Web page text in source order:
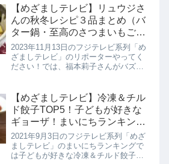
す。>>めざましテレビ記事一覧はこち
ら味変海鮮グルメ巡った人気...
【めざましテレビ】リュウジさ
んの秋冬レシピ３品まとめ（バ
ター鍋・至高のさつまいもご
飯・ネギ塩牛タン風しいたけ）
2023年11月13日
2023年11月13日のフジテレビ系列「め
ざましテレビ」のリポーターやってく
ださい！では、福本莉子さんがバズレ
方を教わっていたのでレシピとポイン
トを詳しく紹介します。>>め...
【めざましテレビ】冷凍＆チル
ド餃子TOP5！子どもが好きな
ギョーザ！まいにちランキング
｜9月3日
2021年9月3日のフジテレビ系列「めざ
ましテレビ」のまいにちランキングで
は子どもが好きな冷凍＆チルド餃子を